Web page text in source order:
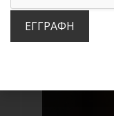
ΕΓΓΡΑΦΗ